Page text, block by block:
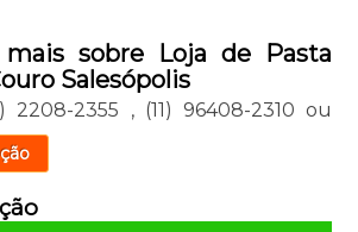
mais sobre Loja de Pasta
Salesópolis
2208-2355 , (11) 96408-2310 ou